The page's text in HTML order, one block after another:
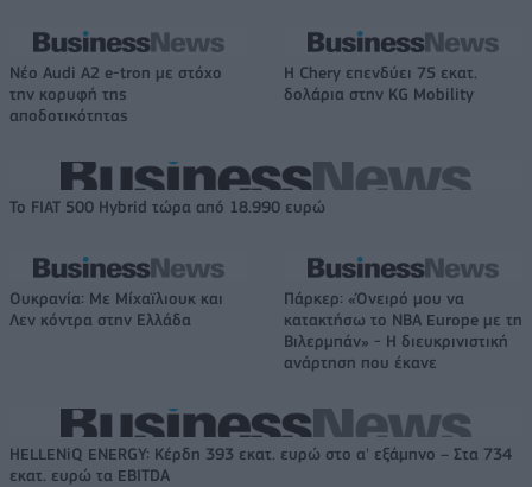
Νέο Audi A2 e-tron με στόχο
την κορυφή της
αποδοτικότητας
Η Chery επενδύει 75 εκατ.
δολάρια στην KG Mobility
Το FIAT 500 Hybrid τώρα από 18.990 ευρώ
Ουκρανία: Με Μίχαϊλιουκ και
Λεν κόντρα στην Ελλάδα
Πάρκερ: «Όνειρό μου να
κατακτήσω το ΝΒΑ Europe με τη
Βιλερμπάν» - Η διευκρινιστική
ανάρτηση που έκανε
HELLENiQ ENERGY: Κέρδη 393 εκατ. ευρώ στο α' εξάμηνο – Στα 734
εκατ. ευρώ τα EBITDA